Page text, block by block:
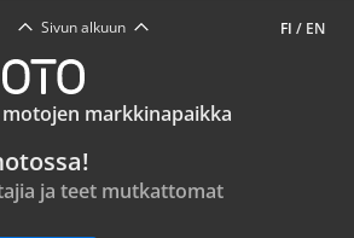
FI / EN
Sivun alkuun
markkinapaikka
ja teet mutkattomat